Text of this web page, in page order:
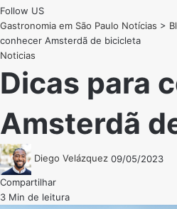
Follow US
Gastronomia em São Paulo Notícias >
conhecer Amsterdã de bicicleta
Noticias
Dicas para
Amsterdã
Diego Velázquez 09/05/2023
Compartilhar
3 Min de leitura